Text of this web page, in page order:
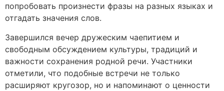
попробовать произнести фразы на разных языках и
отгадать значения слов.
Завершился вечер дружеским чаепитием и
свободным обсуждением культуры, традиций и
важности сохранения родной речи. Участники
отметили, что подобные встречи не только
расширяют кругозор, но и напоминают о ценности